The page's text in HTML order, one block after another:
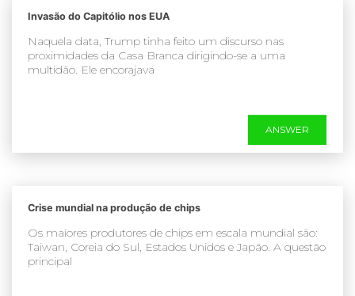
Invasão do Capitólio nos EUA
Naquela data, Trump tinha feito um discurso nas
proximidades da Casa Branca dirigindo-se a uma
multidão. Ele encorajava
ANSWER
Crise mundial na produção de chips
Os maiores produtores de chips em escala mundial são:
Taiwan, Coreia do Sul, Estados Unidos e Japão. A questão
principal